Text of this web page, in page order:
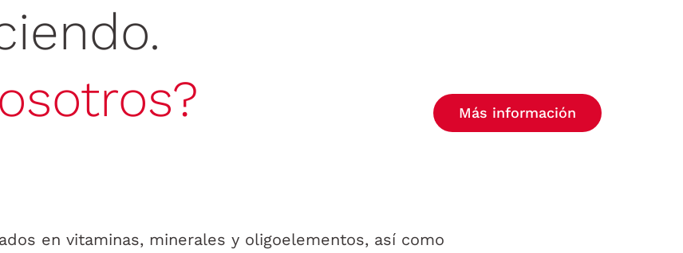
Más información
en vitaminas, minerales y oligoelementos, así como